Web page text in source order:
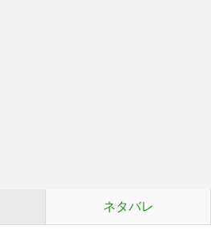
ネタバレ